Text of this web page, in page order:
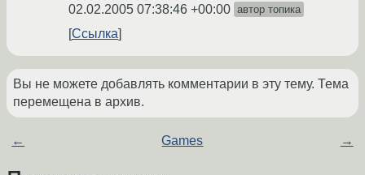
02.02.2005 07:38:46 +00:00 автор топика
Ссылка
Вы не можете добавлять комментарии в эту тему. Тема
перемещена в архив.
← Games →